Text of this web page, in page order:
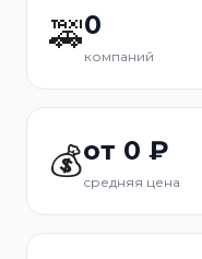
🚕0
компаний
💰от 0 ₽
средняя цена